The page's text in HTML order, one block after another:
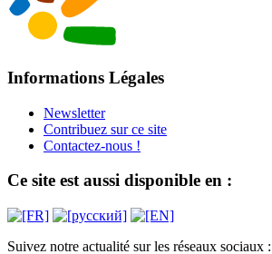
Informations Légales
Newsletter
Contribuez sur ce site
Contactez-nous !
Ce site est aussi disponible en :
Suivez notre actualité sur les réseaux sociaux :